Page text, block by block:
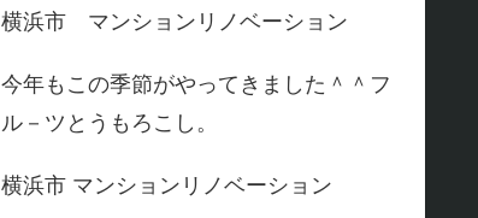
横浜市 マンションリノベーション
今年もこの季節がやってきました＾＾フ
ル－ツとうもろこし。
横浜市 マンションリノベーション